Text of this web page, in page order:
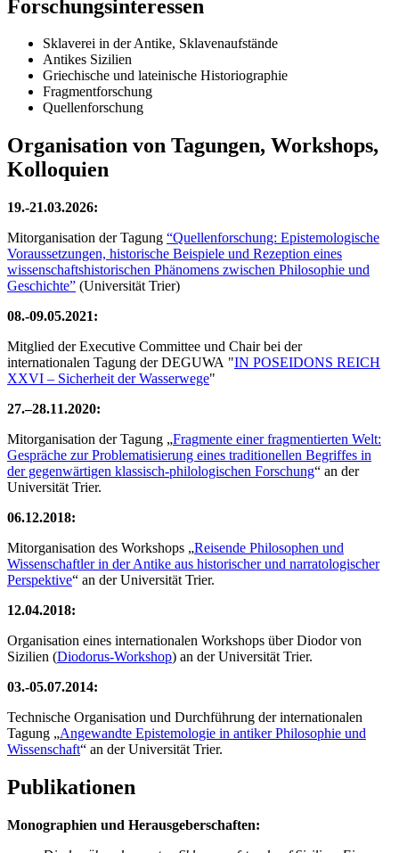
Forschungsinteressen
Sklaverei in der Antike, Sklavenaufstände
Antikes Sizilien
Griechische und lateinische Historiographie
Fragmentforschung
Quellenforschung
Organisation von Tagungen, Workshops,
Kolloquien
19.-21.03.2026:
Mitorganisation der Tagung “Quellenforschung: Epistemologische
Voraussetzungen, historische Beispiele und Rezeption eines
wissenschaftshistorischen Phänomens zwischen Philosophie und
Geschichte” (Universität Trier)
08.-09.05.2021:
Mitglied der Executive Committee und Chair bei der
internationalen Tagung der DEGUWA "IN POSEIDONS REICH
XXVI – Sicherheit der Wasserwege"
27.–28.11.2020:
Mitorganisation der Tagung „Fragmente einer fragmentierten Welt:
Gespräche zur Problematisierung eines traditionellen Begriffes in
der gegenwärtigen klassisch-philologischen Forschung“ an der
Universität Trier.
06.12.2018:
Mitorganisation des Workshops „Reisende Philosophen und
Wissenschaftler in der Antike aus historischer und narratologischer
Perspektive“ an der Universität Trier.
12.04.2018:
Organisation eines internationalen Workshops über Diodor von
Sizilien (Diodorus-Workshop) an der Universität Trier.
03.-05.07.2014:
Technische Organisation und Durchführung der internationalen
Tagung „Angewandte Epistemologie in antiker Philosophie und
Wissenschaft“ an der Universität Trier.
Publikationen
Monographien und Herausgeberschaften: